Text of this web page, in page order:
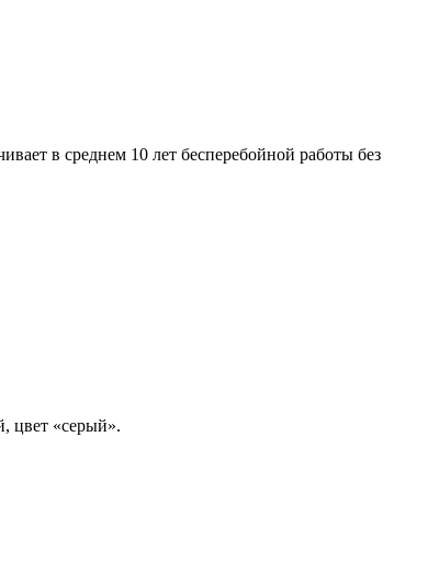
в среднем 10 лет бесперебойной работы без
цвет «серый».